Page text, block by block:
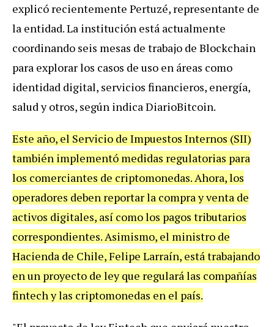
explicó recientemente Pertuzé, representante de
la entidad. La institución está actualmente
coordinando seis mesas de trabajo de Blockchain
para explorar los casos de uso en áreas como
identidad digital, servicios financieros, energía,
salud y otros, según indica DiarioBitcoin.
Este año, el Servicio de Impuestos Internos (SII)
también implementó medidas regulatorias para
los comerciantes de criptomonedas. Ahora, los
operadores deben reportar la compra y venta de
activos digitales, así como los pagos tributarios
correspondientes. Asimismo, el ministro de
Hacienda de Chile, Felipe Larraín, está trabajando
en un proyecto de ley que regulará las compañías
fintech y las criptomonedas en el país.